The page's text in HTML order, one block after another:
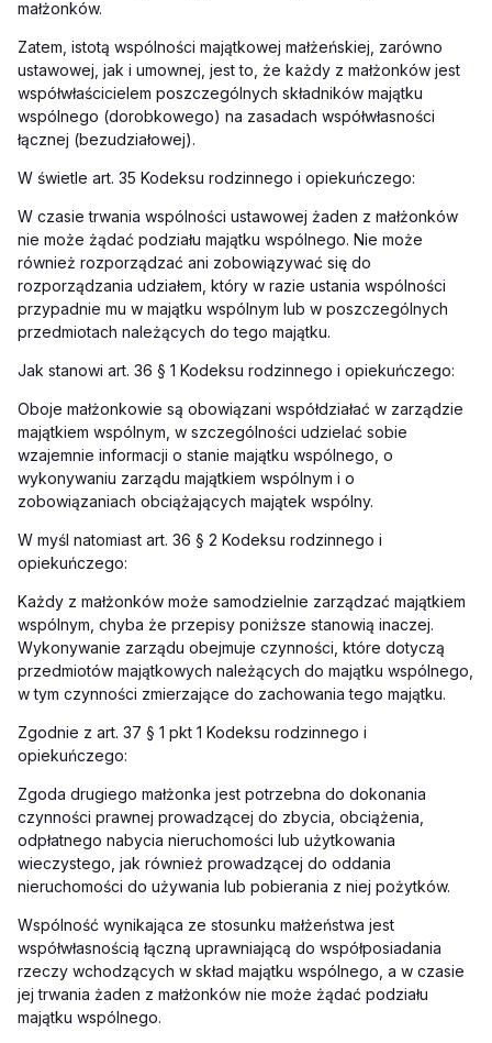
małżonków.
Zatem, istotą wspólności majątkowej małżeńskiej, zarówno
ustawowej, jak i umownej, jest to, że każdy z małżonków jest
współwłaścicielem poszczególnych składników majątku
wspólnego (dorobkowego) na zasadach współwłasności
łącznej (bezudziałowej).
W świetle art. 35 Kodeksu rodzinnego i opiekuńczego:
W czasie trwania wspólności ustawowej żaden z małżonków
nie może żądać podziału majątku wspólnego. Nie może
również rozporządzać ani zobowiązywać się do
rozporządzania udziałem, który w razie ustania wspólności
przypadnie mu w majątku wspólnym lub w poszczególnych
przedmiotach należących do tego majątku.
Jak stanowi art. 36 § 1 Kodeksu rodzinnego i opiekuńczego:
Oboje małżonkowie są obowiązani współdziałać w zarządzie
majątkiem wspólnym, w szczególności udzielać sobie
wzajemnie informacji o stanie majątku wspólnego, o
wykonywaniu zarządu majątkiem wspólnym i o
zobowiązaniach obciążających majątek wspólny.
W myśl natomiast art. 36 § 2 Kodeksu rodzinnego i
opiekuńczego:
Każdy z małżonków może samodzielnie zarządzać majątkiem
wspólnym, chyba że przepisy poniższe stanowią inaczej.
Wykonywanie zarządu obejmuje czynności, które dotyczą
przedmiotów majątkowych należących do majątku wspólnego,
w tym czynności zmierzające do zachowania tego majątku.
Zgodnie z art. 37 § 1 pkt 1 Kodeksu rodzinnego i
opiekuńczego:
Zgoda drugiego małżonka jest potrzebna do dokonania
czynności prawnej prowadzącej do zbycia, obciążenia,
odpłatnego nabycia nieruchomości lub użytkowania
wieczystego, jak również prowadzącej do oddania
nieruchomości do używania lub pobierania z niej pożytków.
Wspólność wynikająca ze stosunku małżeństwa jest
współwłasnością łączną uprawniającą do współposiadania
rzeczy wchodzących w skład majątku wspólnego, a w czasie
jej trwania żaden z małżonków nie może żądać podziału
majątku wspólnego.